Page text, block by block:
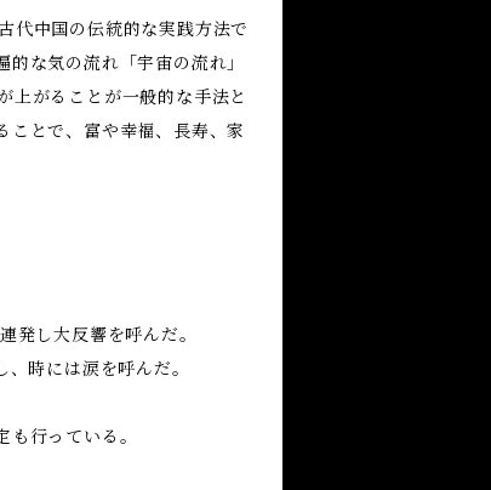
代中国の伝統的な実践方法で
な気の流れ「宇宙の流れ」
上がることが一般的な手法と
ことで、富や幸福、長寿、家
発し大反響を呼んだ。
時には涙を呼んだ。
行っている。